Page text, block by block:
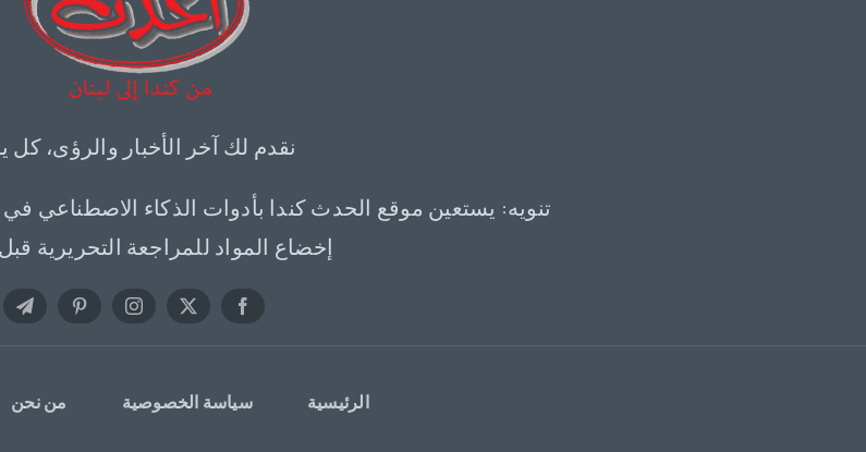
نقدم لك آخر الأخبار والرؤى، كل
تنويه: يستعين موقع الحدث كندا بأدوات الذكاء الاصطناعي
إخضاع المواد للمراجعة التحريرية
الرئيسية سياسة الخصوصية من نحن